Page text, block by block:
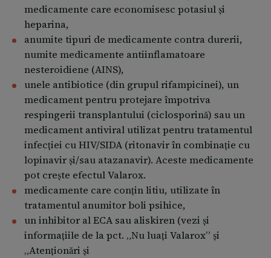
dumneavoastră.
dacă aveţi o afecţiune severă de inimă, alta decât
insuficienţă cardiacă sau infarct miocardic.
dacă în timpul tratamentului cu un alt medicament
(inclusiv inhibitori ai ECA) aţi avut vreodată limba
şi faţa umflată din cauza unei reacţii alergice
numită angioedem, spuneţi medicului
dumneavoastră. Dacă aceste simptome apar atunci
când luaţi Valarox, întrerupeţi imediat
administrarea Valarox şi nu-l mai luaţi niciodată. A
se vedea, de asemenea, pct. 4 „Reacţii adverse
posibile”.
dacă luaţi medicamente care cresc concentraţia de
potasiu din sânge. Acestea includ suplimente sau
înlocuitori de sare, care conţin potasiu,
medicamente care economisesc potasiu şi
heparină. Poate fi necesară verificarea la intervale
medicamente care economisesc potasiul şi
heparina,
anumite tipuri de medicamente contra durerii,
numite medicamente antiinflamatoare
nesteroidiene (AINS),
unele antibiotice (din grupul rifampicinei), un
medicament pentru protejare împotriva
respingerii transplantului (ciclosporină) sau un
medicament antiviral utilizat pentru tratamentul
infecţiei cu HIV/SIDA (ritonavir în combinație cu
lopinavir și/sau atazanavir). Aceste medicamente
pot creşte efectul Valarox.
medicamente care conţin litiu, utilizate în
tratamentul anumitor boli psihice,
un inhibitor al ECA sau aliskiren (vezi și
informațiile de la pct. „Nu luați Valarox” și
„Atenționări și